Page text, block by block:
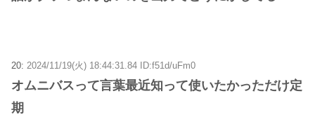
20: 2024/11/19(火) 18:44:31.84 ID:f51d/uFm0
オムニバスって言葉最近知って使いたかっただけ定
期